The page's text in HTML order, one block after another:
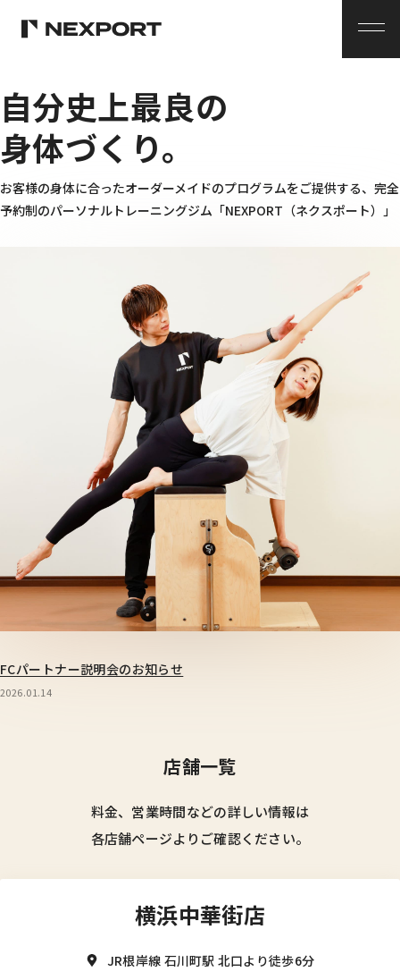
メ
自分史上最良の
身体づくり。
お客様の身体に合ったオーダーメイドのプログラムをご提供する、 完全
予約制のパーソナルトレーニングジム 「NEXPORT（ネクスポート）」
FCパートナー説明会のお知らせ
2026.01.14
店舗一覧
料金、営業時間などの詳しい情報は
各店舗ページよりご確認ください。
横浜中華街店
JR根岸線 石川町駅 北口より徒歩6分